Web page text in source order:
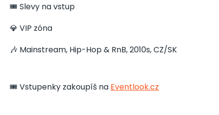
🎟️ Slevy na vstup
💎 VIP zóna
🎶 Mainstream, Hip-Hop & RnB, 2010s, CZ/SK
🎟️ Vstupenky zakoupíš na Eventlook.cz